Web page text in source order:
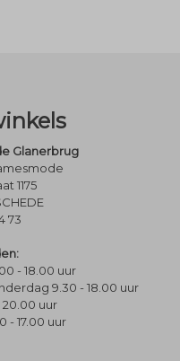
Glanerbrug
1175
73
- 18.00 uur
9.30 - 18.00 uur
uur
- 17.00 uur